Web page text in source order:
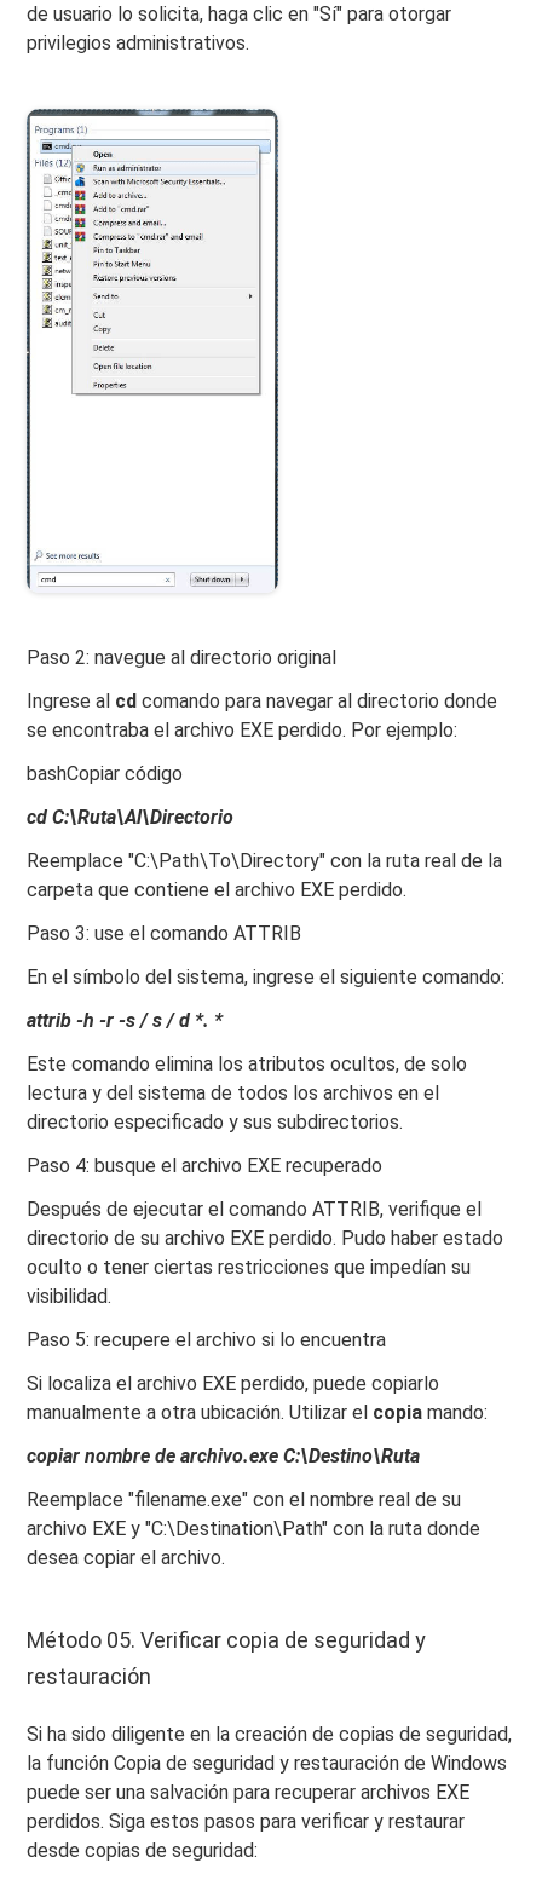
de usuario lo solicita, haga clic en "Sí" para otorgar
privilegios administrativos.
Paso 2: navegue al directorio original
Ingrese al cd comando para navegar al directorio donde
se encontraba el archivo EXE perdido. Por ejemplo:
bashCopiar código
cd C:\Ruta\Al\Directorio
Reemplace "C:\Path\To\Directory" con la ruta real de la
carpeta que contiene el archivo EXE perdido.
Paso 3: use el comando ATTRIB
En el símbolo del sistema, ingrese el siguiente comando:
attrib -h -r -s / s / d *. *
Este comando elimina los atributos ocultos, de solo
lectura y del sistema de todos los archivos en el
directorio especificado y sus subdirectorios.
Paso 4: busque el archivo EXE recuperado
Después de ejecutar el comando ATTRIB, verifique el
directorio de su archivo EXE perdido. Pudo haber estado
oculto o tener ciertas restricciones que impedían su
visibilidad.
Paso 5: recupere el archivo si lo encuentra
Si localiza el archivo EXE perdido, puede copiarlo
manualmente a otra ubicación. Utilizar el copia mando:
copiar nombre de archivo.exe C:\Destino\Ruta
Reemplace "filename.exe" con el nombre real de su
archivo EXE y "C:\Destination\Path" con la ruta donde
desea copiar el archivo.
Método 05. Verificar copia de seguridad y
restauración
Si ha sido diligente en la creación de copias de seguridad,
la función Copia de seguridad y restauración de Windows
puede ser una salvación para recuperar archivos EXE
perdidos. Siga estos pasos para verificar y restaurar
desde copias de seguridad: